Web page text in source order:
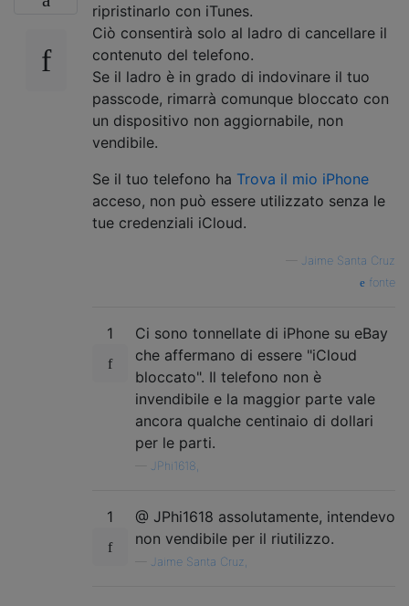
ripristinarlo con iTunes.
Ciò consentirà solo al ladro di cancellare il
contenuto del telefono.
Se il ladro è in grado di indovinare il tuo
passcode, rimarrà comunque bloccato con
un dispositivo non aggiornabile, non
vendibile.
Se il tuo telefono ha Trova il mio iPhone
acceso, non può essere utilizzato senza le
tue credenziali iCloud.
Jaime Santa Cruz
fonte
1
Ci sono tonnellate di iPhone su eBay
che affermano di essere "iCloud
bloccato". Il telefono non è
invendibile e la maggior parte vale
ancora qualche centinaio di dollari
per le parti.
JPhi1618,
1
@ JPhi1618 assolutamente, intendevo
non vendibile per il riutilizzo.
Jaime Santa Cruz,